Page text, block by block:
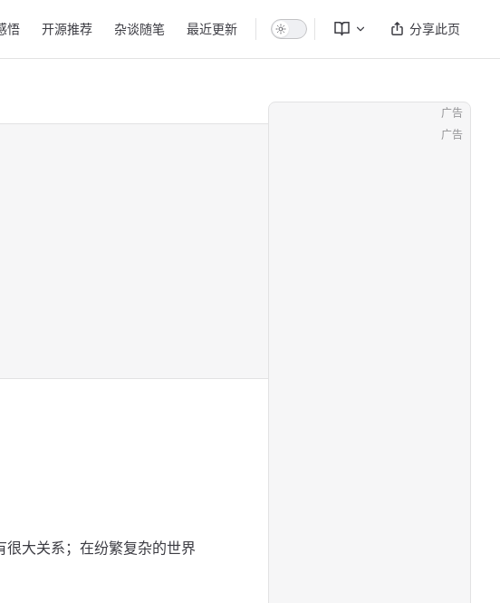
悟 开源推荐 杂谈随笔 最近更新 分享此页
广告
广告
大关系；在纷繁复杂的世界